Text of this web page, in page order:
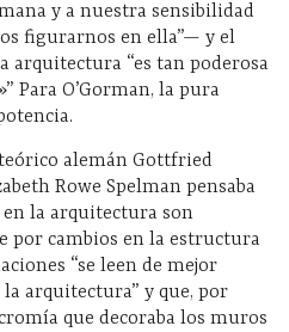
y a nuestra sensibilidad
figurarnos en ella”— y el
arquitectura “es tan poderosa
Para O’Gorman, la pura
alemán Gottfried
Rowe Spelman pensaba
la arquitectura son
por cambios en la estructura
“se leen de mejor
arquitectura” y que, por
que decoraba los muros